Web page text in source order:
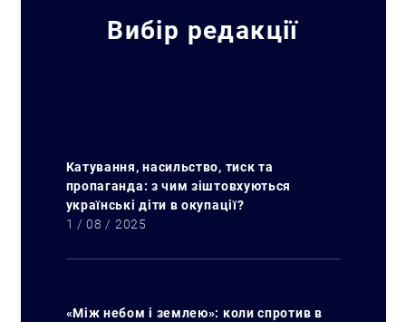
Вибір редакції
Катування, насильство, тиск та
пропаганда: з чим зіштовхуються
українські діти в окупації?
1 / 08 / 2025
«Між небом і землею»: коли спротив в